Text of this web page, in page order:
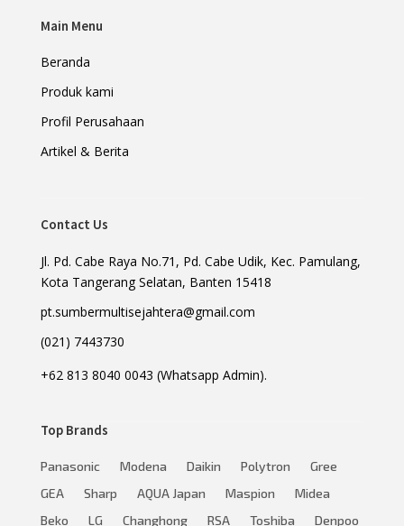
Main Menu
Beranda
Produk kami
Profil Perusahaan
Artikel & Berita
Contact Us
Jl. Pd. Cabe Raya No.71, Pd. Cabe Udik, Kec. Pamulang,
Kota Tangerang Selatan, Banten 15418
pt.sumbermultisejahtera@gmail.com
(021) 7443730
+62 813 8040 0043 (Whatsapp Admin).
Top Brands
Panasonic Modena Daikin Polytron
Gree
GEA
Sharp AQUA Japan Maspion
Midea
Beko
LG Changhong RSA Toshiba
Denpoo